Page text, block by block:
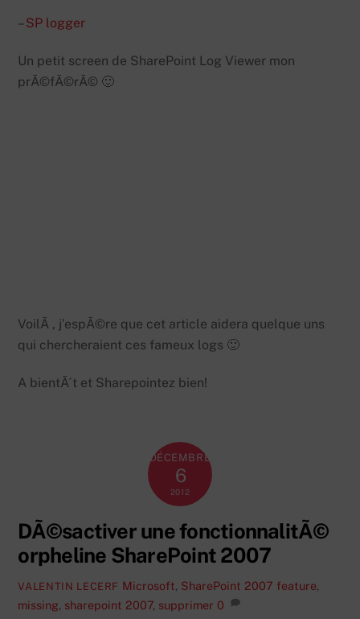
–SP logger
Un petit screen de SharePoint Log Viewer mon
prÃ©fÃ©rÃ© 🙂
VoilÃ , j’espÃ©re que cet article aidera quelque uns
qui chercheraient ces fameux logs 🙂
A bientÃ´t et Sharepointez bien!
DÉCEMBRE
6
2012
DÃ©sactiver une fonctionnalitÃ©
orpheline SharePoint 2007
VALENTIN LECERF Microsoft, SharePoint 2007 feature,
missing, sharepoint 2007, supprimer 0